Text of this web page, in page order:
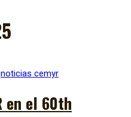
noticias cemyr
en el 60th